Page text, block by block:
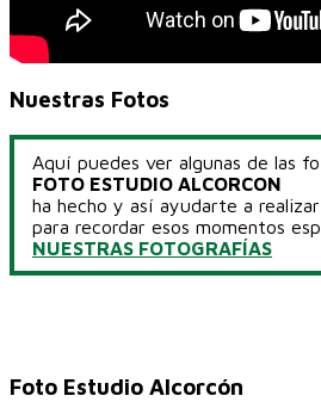
Nuestras Fotos
Aquí puedes ver algunas de las
FOTO ESTUDIO ALCORCON
ha hecho y así ayudarte a
para recordar esos momentos
NUESTRAS FOTOGRAFÍAS
Foto Estudio Alcorcón